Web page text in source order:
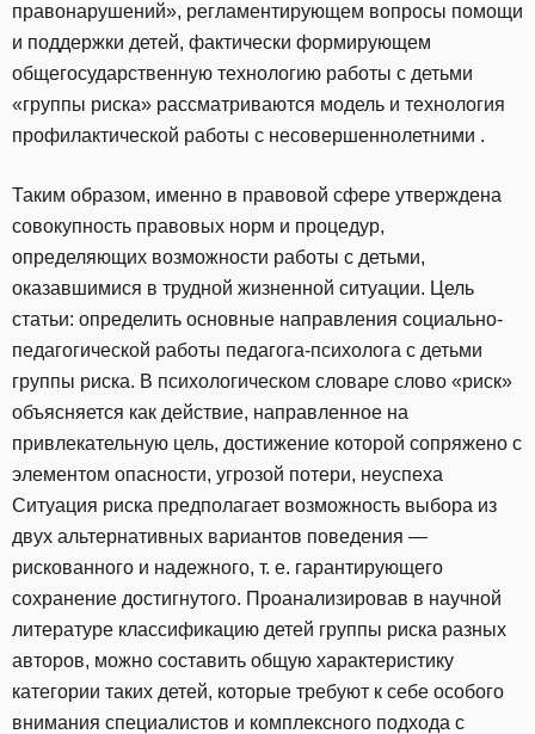
правонарушений», регламентирующем вопросы помощи
и поддержки детей, фактически формирующем
общегосударственную технологию работы с детьми
«группы риска» рассматриваются модель и технология
профилактической работы с несовершеннолетними .
Таким образом, именно в правовой сфере утверждена
совокупность правовых норм и процедур,
определяющих возможности работы с детьми,
оказавшимися в трудной жизненной ситуации. Цель
статьи: определить основные направления социально-
педагогической работы педагога-психолога с детьми
группы риска. В психологическом словаре слово «риск»
объясняется как действие, направленное на
привлекательную цель, достижение которой сопряжено с
элементом опасности, угрозой потери, неуспеха
Ситуация риска предполагает возможность выбора из
двух альтернативных вариантов поведения —
рискованного и надежного, т. е. гарантирующего
сохранение достигнутого. Проанализировав в научной
литературе классификацию детей группы риска разных
авторов, можно составить общую характеристику
категории таких детей, которые требуют к себе особого
внимания специалистов и комплексного подхода с